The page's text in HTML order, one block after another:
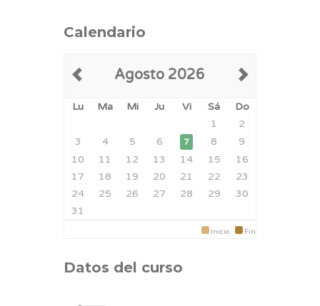
Calendario
Agosto 2026
Lu Ma Mi Ju Vi Sá
Do
1
2
3
4 5 6 7 8
9
10
11 12 13 14 15
16
17
18 19 20 21 22
23
24
25 26 27 28 29
30
31
Inicio Fin
Datos del curso